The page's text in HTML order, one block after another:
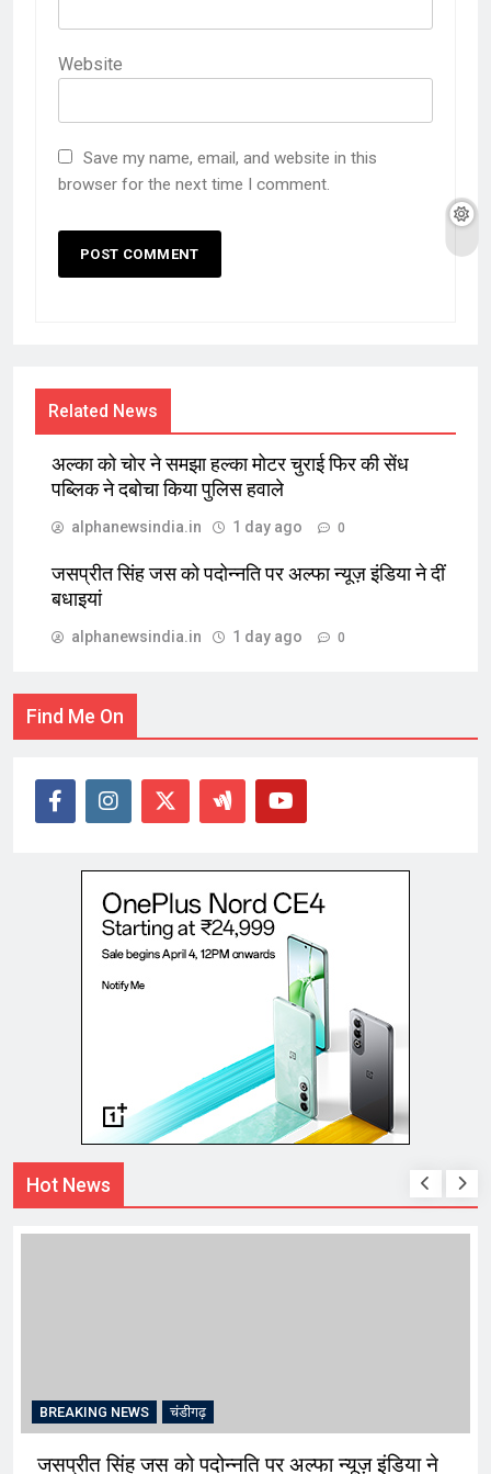
Website
Save my name, email, and website in this
browser for the next time I comment.
Related News
अल्का को चोर ने समझा हल्का मोटर चुराई फिर की सेंध
पब्लिक ने दबोचा किया पुलिस हवाले
alphanewsindia.in 1 day ago 0
जसप्रीत सिंह जस को पदोन्नति पर अल्फा न्यूज़ इंडिया ने दीं
बधाइयां
alphanewsindia.in 1 day ago 0
Find Me On
Hot News
BREAKING NEWS चंडीगढ़
जसप्रीत सिंह जस को पदोन्नति पर अल्फा न्यूज़ इंडिया ने